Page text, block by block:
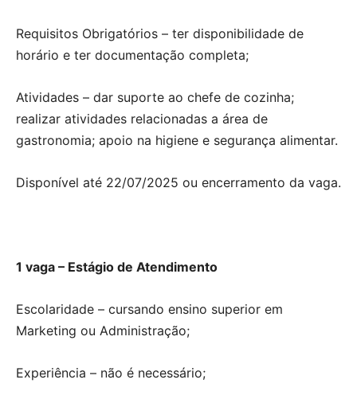
Requisitos Obrigatórios – ter disponibilidade de
horário e ter documentação completa;
Atividades – dar suporte ao chefe de cozinha;
realizar atividades relacionadas a área de
gastronomia; apoio na higiene e segurança alimentar.
Disponível até 22/07/2025 ou encerramento da vaga.
1 vaga – Estágio de Atendimento
Escolaridade – cursando ensino superior em
Marketing ou Administração;
Experiência – não é necessário;